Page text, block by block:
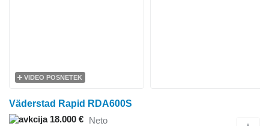
VIDEO POSNETEK
Väderstad Rapid RDA600S
18.000 € Neto